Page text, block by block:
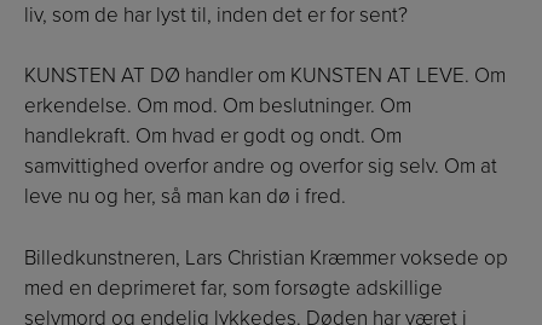
liv, som de har lyst til, inden det er for sent?
KUNSTEN AT DØ handler om KUNSTEN AT LEVE. Om
erkendelse. Om mod. Om beslutninger. Om
handlekraft. Om hvad er godt og ondt. Om
samvittighed overfor andre og overfor sig selv. Om at
leve nu og her, så man kan dø i fred.
Billedkunstneren, Lars Christian Kræmmer voksede op
med en deprimeret far, som forsøgte adskillige
selvmord og endelig lykkedes. Døden har været i